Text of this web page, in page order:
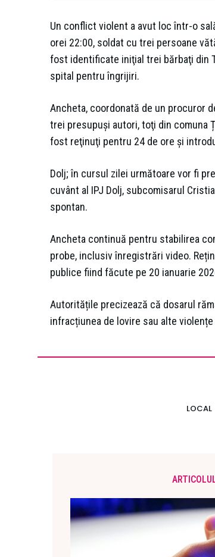
Un conflict violent a avut loc într-o
orei 22:00, soldat cu trei persoane
fost identificate iniţial trei bărbaţi din
spital pentru îngrijiri.
Ancheta, coordonată de un procuror
trei presupuşi autori, toţi din comuna
fost reţinuţi pentru 24 de ore şi
Dolj; în cursul zilei următoare vor fi
cuvânt al IPJ Dolj, subcomisarul
spontan.
Ancheta continuă pentru stabilirea
probe, inclusiv înregistrări video.
publice fiind făcute pe 20 ianuarie
Autoritățile precizează că dosarul
infracțiunea de lovire sau alte
LOCAL